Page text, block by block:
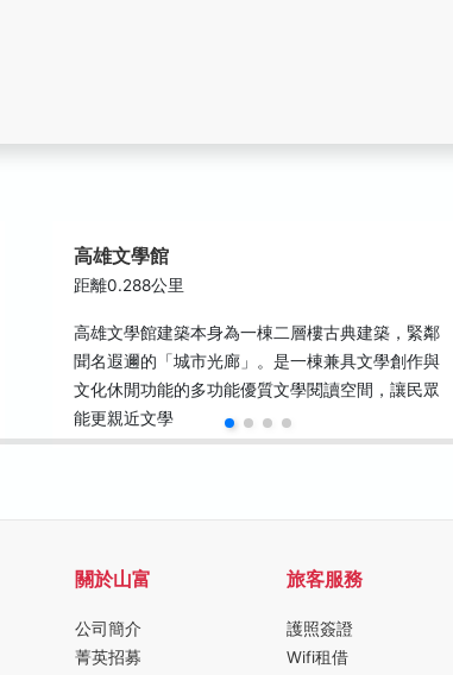
高雄文學館
距離0.288公里
高雄文學館建築本身為一棟二層樓古典建築，緊鄰
聞名遐邇的「城市光廊」。是一棟兼具文學創作與
文化休閒功能的多功能優質文學閱讀空間，讓民眾
能更親近文學
關於山富
公司簡介
菁英招募
旅客服務
護照簽證
Wifi租借